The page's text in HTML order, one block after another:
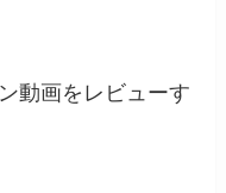
動画をレビューす